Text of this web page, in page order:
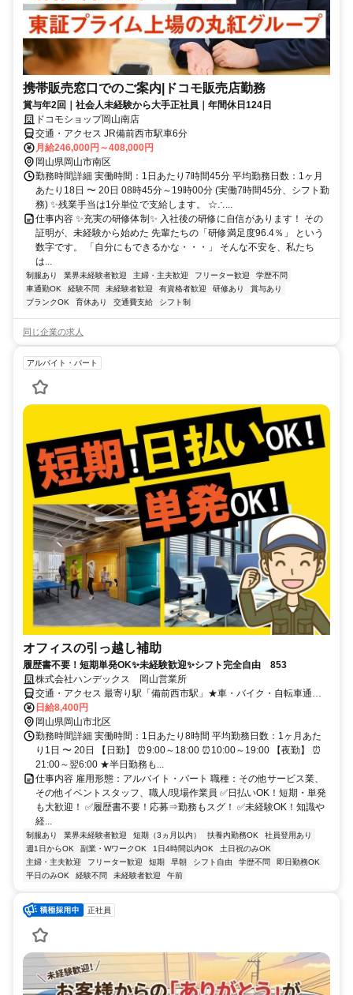
携帯販売窓口でのご案内|ドコモ販売店勤務
賞与年2回｜社会人未経験から大手正社員｜年間休日124日
ドコモショップ岡山南店
交通・アクセス JR備前西市駅車6分
月給246,000円～408,000円
岡山県岡山市南区
勤務時間詳細 実働時間：1日あたり7時間45分 平均勤務日数：1ヶ月
あたり18日 〜 20日 08時45分～19時00分 (実働7時間45分、シフト勤
務) ✨残業手当は1分単位で支給します。 ☆∴...
仕事内容 ✨充実の研修体制✨ 入社後の研修に自信があります！ その
証明が、未経験から始めた 先輩たちの「研修満足度96.4％」 という
数字です。 「自分にもできるかな・・・」 そんな不安を、私たち
は...
制服あり 業界未経験者歓迎 主婦・主夫歓迎 フリーター歓迎
学歴不問
車通勤OK
経験不問 未経験者歓迎 有資格者歓迎 研修あり
賞与あり
ブランクOK
育休あり 交通費支給 シフト制
同じ企業の求人
アルバイト・パート
オフィスの引っ越し補助
履歴書不要！短期単発OK✨未経験歓迎✨シフト完全自由 853
株式会社ハンデックス 岡山営業所
交通・アクセス 最寄り駅「備前西市駅」★車・バイク・自転車通勤
可能
日給8,400円
岡山県岡山市北区
勤務時間詳細 実働時間：1日あたり8時間 平均勤務日数：1ヶ月あた
り1日 〜 20日 【日勤】 ⏰9:00～18:00 ⏰10:00～19:00 【夜勤】 ⏰
21:00～翌6:00 ★半日勤務も...
仕事内容 雇用形態：アルバイト・パート 職種：その他サービス業、
その他イベントスタッフ、職人/現場作業員 ✅日払いOK！短期・単発
も大歓迎！ ✅履歴書不要！応募⇒勤務もスグ！ ✅未経験OK！知識や
経...
制服あり 業界未経験者歓迎 短期（3ヵ月以内） 扶養内勤務OK
社員登用あり
週1日からOK
副業・WワークOK 1日4時間以内OK
土日祝のみOK
主婦・主夫歓迎
フリーター歓迎 短期 早朝 シフト自由 学歴不問
即日勤務OK
平日のみOK
経験不問 未経験者歓迎 午前
正社員